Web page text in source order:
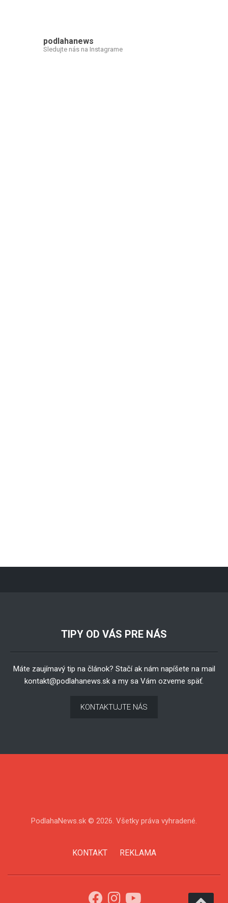
podlahanews
Sledujte nás na Instagrame
TIPY OD VÁS PRE NÁS
Máte zaujímavý tip na článok? Stačí ak nám napíšete na mail
kontakt@podlahanews.sk a my sa Vám ozveme späť.
KONTAKTUJTE NÁS
PodlahaNews.sk © 2026. Všetky práva vyhradené.
KONTAKT REKLAMA